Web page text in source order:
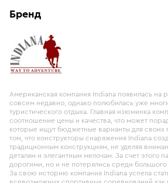
Бренд
Американская компания Indiana появилась на
совсем недавно, однако полюбилась уже
туристического отдыха. Главная изюминка
соотношение цены и качества, что может
которые ищут бюджетные варианты для своих
том, что конструкторы снаряжения Indiana
традиционным конструкциям, не уделяя
деталям и элегантным мелочам. За счет этого
дорогими, но и не потерялись среди
За свою историю компания Indiana успела